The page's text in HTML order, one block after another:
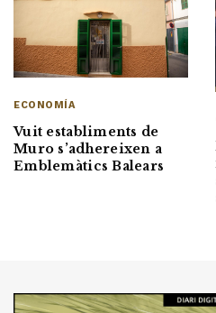
ECONOMÍA
Vuit establiments de
Muro s’adhereixen a
Emblemàtics Balears